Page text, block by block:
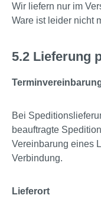
Wir liefern nur im
Ware ist leider nicht
5.2 Lieferung
Bei
beauftragte
Vereinbarung eines
Verbindung.
Lieferort